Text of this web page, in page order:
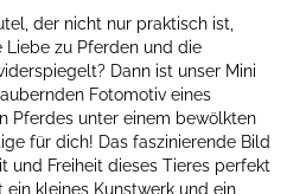
der nicht nur praktisch ist,
zu Pferden und die
Dann ist unser Mini
Fotomotiv eines
Pferdes unter einem bewölkten
für dich! Das faszinierende Bild
und Freiheit dieses Tieres perfekt
ein kleines Kunstwerk und ein